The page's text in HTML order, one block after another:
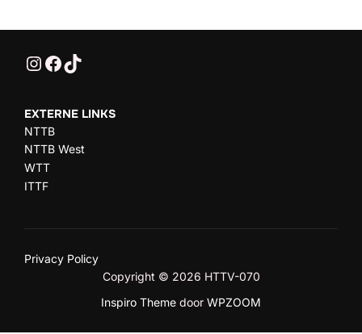
@HTTV070
HTTV-070
HTTV-070
EXTERNE LINKS
NTTB
NTTB West
WTT
ITTF
Privacy Policy
Copyright © 2026 HTTV-070
Inspiro Theme door WPZOOM